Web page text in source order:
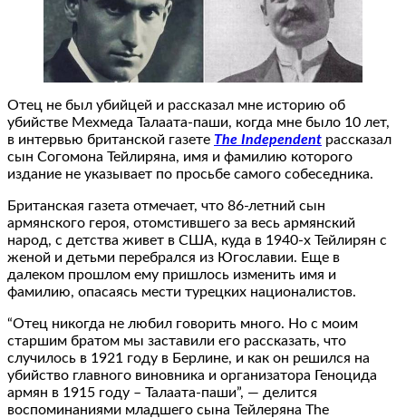
Отец не был убийцей и рассказал мне историю об
убийстве Мехмеда Талаата-паши, когда мне было 10 лет,
в интервью британской газете The Independent рассказал
сын Согомона Тейлиряна, имя и фамилию которого
издание не указывает по просьбе самого собеседника.
Британская газета отмечает, что 86-летний сын
армянского героя, отомстившего за весь армянский
народ, с детства живет в США, куда в 1940-х Тейлирян с
женой и детьми перебрался из Югославии. Еще в
далеком прошлом ему пришлось изменить имя и
фамилию, опасаясь мести турецких националистов.
“Отец никогда не любил говорить много. Но с моим
старшим братом мы заставили его рассказать, что
случилось в 1921 году в Берлине, и как он решился на
убийство главного виновника и организатора Геноцида
армян в 1915 году – Талаата-паши”, — делится
воспоминаниями младшего сына Тейлеряна The